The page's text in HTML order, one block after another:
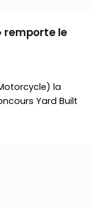
remporte le
la
Yard Built